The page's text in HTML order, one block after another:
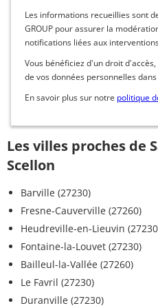
Les informations recueillies sont
GROUP pour assurer la
notifications liées aux
Vous bénéficiez d'un droit
de vos données personnelles
En savoir plus sur notre politique
Les villes proches de
Scellon
Barville (27230)
Fresne-Cauverville (27260)
Heudreville-en-Lieuvin
Fontaine-la-Louvet (27230)
Bailleul-la-Vallée (27260)
Le Favril (27230)
Duranville (27230)